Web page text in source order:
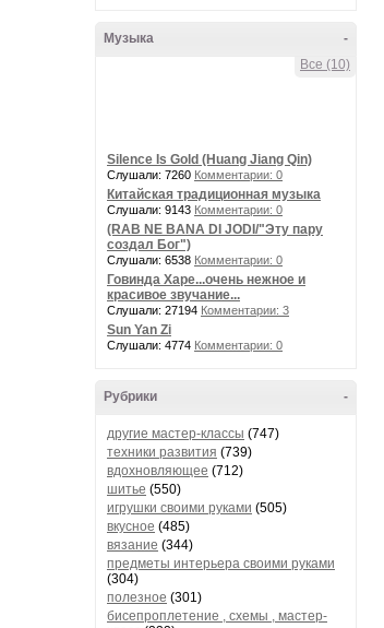
-
Музыка
Все (10)
Silence Is Gold (Huang Jiang Qin)
Слушали: 7260 Комментарии: 0
Китайская традиционная музыка
Слушали: 9143 Комментарии: 0
(RAB NE BANA DI JODI/"Эту пару
создал Бог")
Слушали: 6538 Комментарии: 0
Говинда Харе...очень нежное и
красивое звучание...
Слушали: 27194 Комментарии: 3
Sun Yan Zi
Слушали: 4774 Комментарии: 0
-
Рубрики
другие мастер-классы (747)
техники развития (739)
вдохновляющее (712)
шитье (550)
игрушки своими руками (505)
вкусное (485)
вязание (344)
предметы интерьера своими руками
(304)
полезное (301)
бисепроплетение , схемы , мастер-